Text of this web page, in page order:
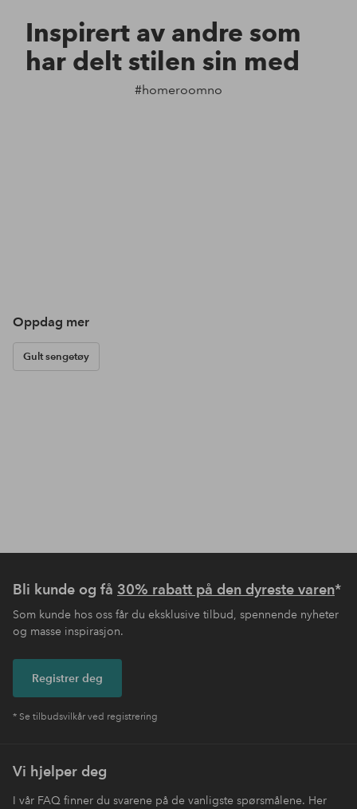
Inspirert av andre som
har delt stilen sin med
#homeroomno
Oppdag mer
Gult sengetøy
Bli kunde og få 30% rabatt på den dyreste varen*
Som kunde hos oss får du eksklusive tilbud, spennende nyheter
og masse inspirasjon.
Registrer deg
* Se tilbudsvilkår ved registrering
Vi hjelper deg
I vår FAQ finner du svarene på de vanligste spørsmålene. Her